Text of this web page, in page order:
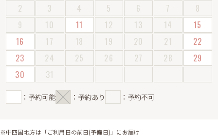
2
3 4 5 6 7
8
9
10 11 12 13 14
15
16
17 18 19 20 21
22
23
24 25 26 27 28
29
30
31
：予約可能 ：予約あり ：予約不可
※中四国地方は「ご利用日の前日(予備日)」にお届け